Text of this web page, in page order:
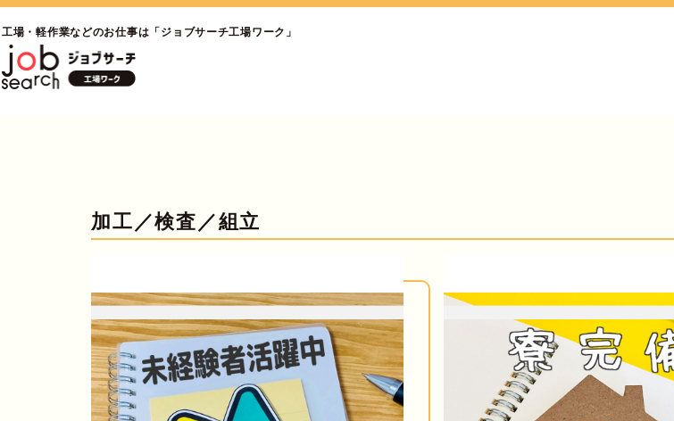
工場・軽作業などのお仕事は「ジョブサーチ工場ワーク」
加工／検査／組立